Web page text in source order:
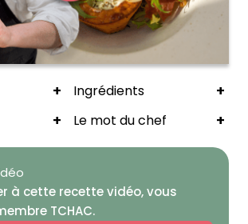
+ Ingrédients +
+ Le mot du chef +
à cette recette vidéo, vous
TCHAC.